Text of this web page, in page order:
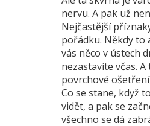
nervu. A pak už
Nejčastější
pořádku. Někdy to
vás něco v ústech
nezastavíte včas.
povrchové
Co se stane, když
vidět, a pak se
všechno se dá